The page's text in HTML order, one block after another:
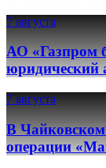
7 августа
АО «Газпром
юридический
7 августа
В Чайковском
операции